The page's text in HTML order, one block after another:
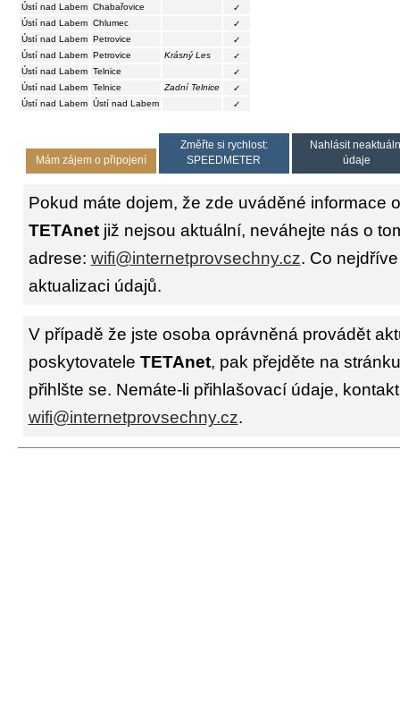
Ústí nad Labem Chabařovice
✓
Ústí nad Labem Chlumec
✓
Ústí nad Labem Petrovice
✓
Ústí nad Labem Petrovice Krásný Les
✓
Ústí nad Labem Telnice
✓
Ústí nad Labem Telnice Zadní Telnice
✓
Ústí nad Labem Ústí nad Labem ✓
Mám zájem o připojení
Změřte si rychlost:
SPEEDMETER
Nahlásit
údaje
Pokud máte dojem, že zde uváděné informace
TETAnetjiž nejsou aktuální, neváhejte nás o
adrese: wifi@internetprovsechny.cz. Co
aktualizaci údajů.
V případě že jste osoba oprávněná provádět
poskytovatele TETAnet, pak přejděte na
přihlšte se. Nemáte-li přihlašovací údaje,
wifi@internetprovsechny.cz.